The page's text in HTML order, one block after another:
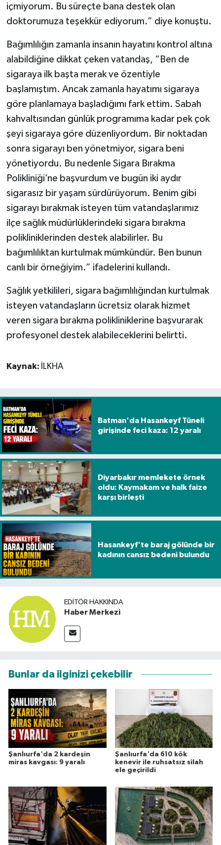
içmiyorum. Bu süreçte bana destek olan
doktorumuza teşekkür ediyorum.” diye konuştu.
Bağımlılığın zamanla insanın hayatını kontrol altına
alabildiğine dikkat çeken vatandaş, “Ben de
sigaraya ilk başta merak ve özentiyle
başlamıştım. Ancak zamanla hayatımı sigaraya
göre planlamaya başladığımı fark ettim. Sabah
kahvaltısından günlük programıma kadar pek çok
şeyi sigaraya göre düzenliyordum. Bir noktadan
sonra sigarayı ben yönetmiyor, sigara beni
yönetiyordu. Bu nedenle Sigara Bırakma
Polikliniği’ne başvurdum ve bugün iki aydır
sigarasız bir yaşam sürdürüyorum. Benim gibi
sigarayı bırakmak isteyen tüm vatandaşlarımız
ilçe sağlık müdürlüklerindeki sigara bırakma
polikliniklerinden destek alabilirler. Bu
bağımlılıktan kurtulmak mümkündür. Ben bunun
canlı bir örneğiyim.” ifadelerini kullandı.
Sağlık yetkilileri, sigara bağımlılığından kurtulmak
isteyen vatandaşların ücretsiz olarak hizmet
veren sigara bırakma polikliniklerine başvurarak
profesyonel destek alabileceklerini belirtti.
Kaynak: İLKHA
Batman'da Hasankeyf Tüneli
girişinde feci kaza: 12 yaralı
Diyarbakır memlekete örnek
oldu: Kaymakam ve halk faize
karşı birleşti
Hasankeyf'te baraj gölünde bir
kadının cansız bedeni bulundu
EDITÖR HAKKINDA
Haber Merkezi
Bunlar da ilginizi çekebilir
Şanlıurfa'da 2 kardeşin
miras kavgası: 9 yaralı
Şanlıurfa'da 610 kök
kenevir ile ruhsatsız silah
ele geçirildi